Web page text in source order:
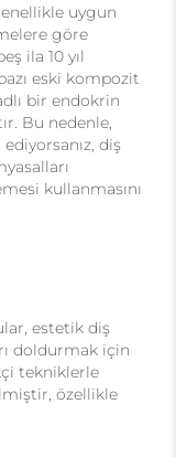
uygun
göre
ila 10 yıl
eski kompozit
bir endokrin
Bu nedenle,
diş
kullanmasını
estetik diş
doldurmak için
tekniklerle
özellikle